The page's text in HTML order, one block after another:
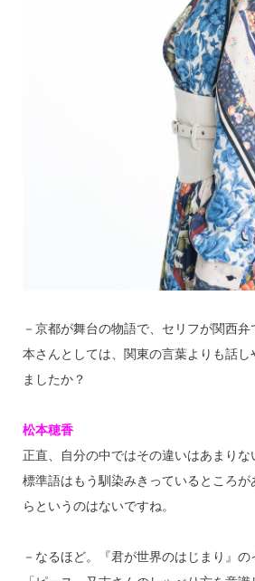
－京都が舞台の物語で、セリフが関西
本さんとしては、関東の言葉よりも話し
ましたか？
松本穂香
正直、自分の中ではその違いはあまりな
標準語はもう馴染みきっているところ
らというのはないですね。
－なるほど。『君が世界のはじまり』の